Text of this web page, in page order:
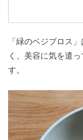
「緑のベジブロス
く、美容に気を遣
す。